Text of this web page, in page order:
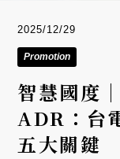
2025/12/29
Promotion
智慧國度
ADR：台
五大關鍵